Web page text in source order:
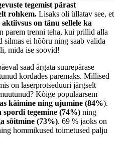
tegemist pärast
rohkem. Lisaks oli üllatav see, et
on tänu sellele ka
parem trenni teha, kui prillid alla
silmas ei hõõru ning saab valida
mida ise soovid!
saad ärgata suurepärase
kordades paremaks. Millised
on laserprotseduuri järgselt
Kõige populaarsem
käimine ning ujumine (84%).
spordi tegemine (74%) ning
sõitmine (73%). 69 % jaoks on
hommikused toimetused palju